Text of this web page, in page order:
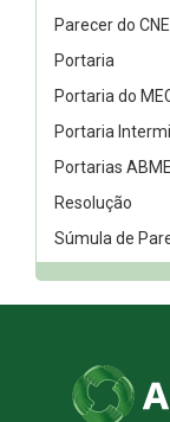
Parecer do CNE
Portaria
Portaria do
Portaria
Portarias
Resolução
Súmula de